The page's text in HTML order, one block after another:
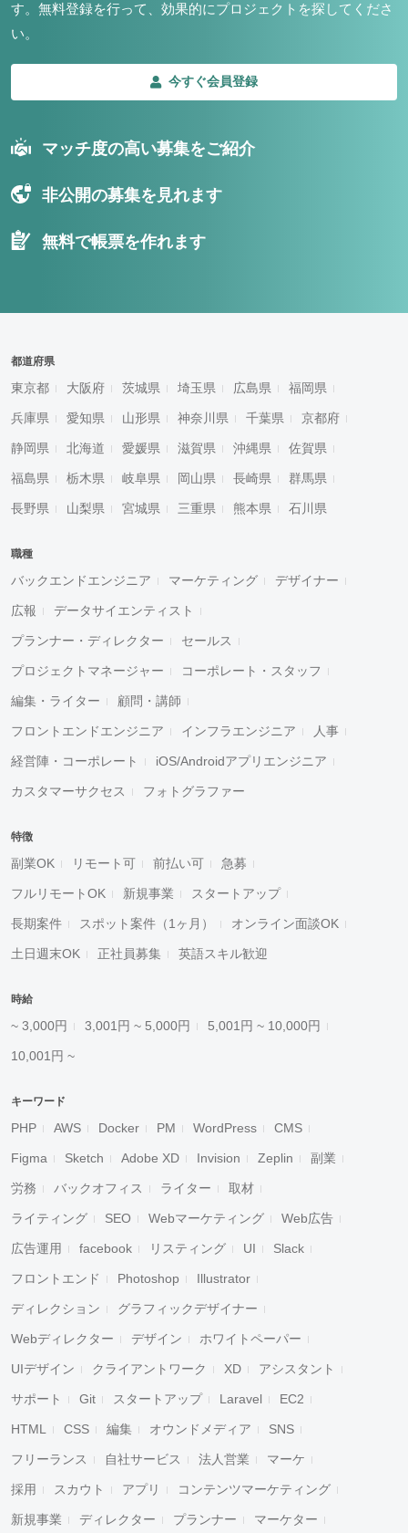
す。 無料登録を行って、効果的にプロジェクトを探してくださ
い。
今すぐ会員登録
マッチ度の高い募集をご紹介
非公開の募集を見れます
無料で帳票を作れます
都道府県
東京都 大阪府 茨城県 埼玉県 広島県 福岡県
兵庫県 愛知県 山形県 神奈川県 千葉県 京都府
静岡県 北海道 愛媛県 滋賀県 沖縄県 佐賀県
福島県 栃木県 岐阜県 岡山県 長崎県 群馬県
長野県 山梨県 宮城県 三重県 熊本県 石川県
職種
バックエンドエンジニア マーケティング デザイナー
広報 データサイエンティスト
プランナー・ディレクター セールス
プロジェクトマネージャー コーポレート・スタッフ
編集・ライター 顧問・講師
フロントエンドエンジニア インフラエンジニア 人事
経営陣・コーポレート iOS/Androidアプリエンジニア
カスタマーサクセス フォトグラファー
特徴
副業OK リモート可 前払い可 急募
フルリモートOK 新規事業 スタートアップ
長期案件 スポット案件（1ヶ月） オンライン面談OK
土日週末OK 正社員募集 英語スキル歓迎
時給
~ 3,000円 3,001円 ~ 5,000円 5,001円 ~ 10,000円
10,001円 ~
キーワード
PHP AWS Docker PM WordPress CMS
Figma Sketch Adobe XD Invision Zeplin 副業
労務 バックオフィス ライター 取材
ライティング SEO Webマーケティング Web広告
広告運用 facebook リスティング UI Slack
フロントエンド Photoshop Illustrator
ディレクション グラフィックデザイナー
Webディレクター デザイン ホワイトペーパー
UIデザイン クライアントワーク XD アシスタント
サポート Git スタートアップ Laravel EC2
HTML CSS 編集 オウンドメディア SNS
フリーランス 自社サービス 法人営業 マーケ
採用 スカウト アプリ コンテンツマーケティング
新規事業 ディレクター プランナー マーケター